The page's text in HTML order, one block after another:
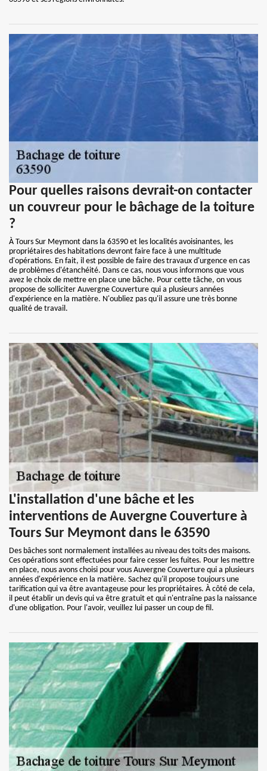
Pour quelles raisons devrait-on contacter
un couvreur pour le bâchage de la toiture
?
À Tours Sur Meymont dans la 63590 et les localités avoisinantes, les
propriétaires des habitations devront faire face à une multitude
d'opérations. En fait, il est possible de faire des travaux d'urgence en cas
de problèmes d'étanchéité. Dans ce cas, nous vous informons que vous
avez le choix de mettre en place une bâche. Pour cette tâche, on vous
propose de solliciter Auvergne Couverture qui a plusieurs années
d'expérience en la matière. N'oubliez pas qu'il assure une très bonne
qualité de travail.
L'installation d'une bâche et les
interventions de Auvergne Couverture à
Tours Sur Meymont dans le 63590
Des bâches sont normalement installées au niveau des toits des maisons.
Ces opérations sont effectuées pour faire cesser les fuites. Pour les mettre
en place, nous avons choisi pour vous Auvergne Couverture qui a plusieurs
années d'expérience en la matière. Sachez qu'il propose toujours une
tarification qui va être avantageuse pour les propriétaires. À côté de cela,
il peut établir un devis qui va être gratuit et qui n'entraîne pas la naissance
d'une obligation. Pour l'avoir, veuillez lui passer un coup de fil.